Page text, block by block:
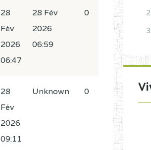
28
Fév
2026
06:47
28 Fév
2026
06:59
0
28
Fév
2026
09:11
Unknown 0